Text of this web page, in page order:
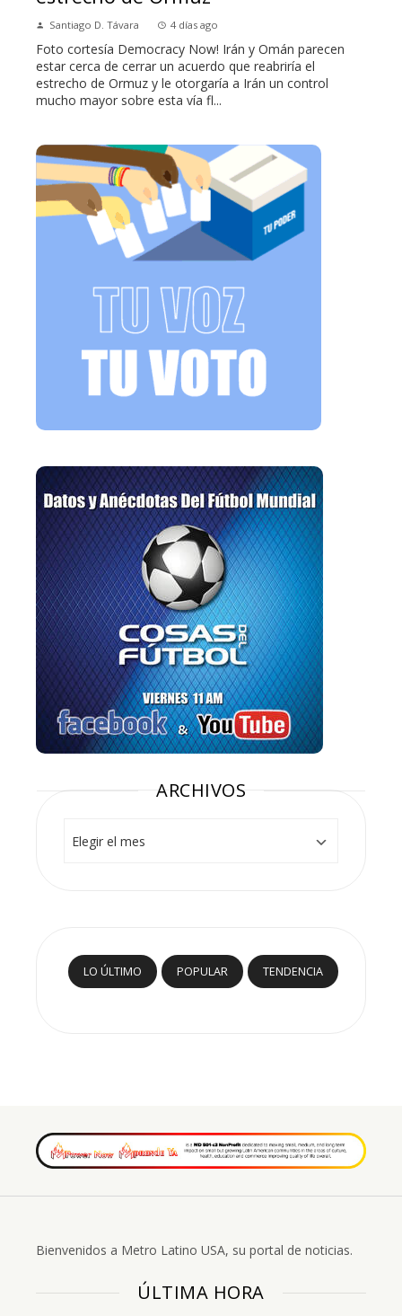
Santiago D. Távara 4 días ago
Foto cortesía Democracy Now! Irán y Omán parecen
estar cerca de cerrar un acuerdo que reabriría el
estrecho de Ormuz y le otorgaría a Irán un control
mucho mayor sobre esta vía fl...
ARCHIVOS
LO ÚLTIMO POPULAR TENDENCIA
Bienvenidos a Metro Latino USA, su portal de noticias.
ÚLTIMA HORA